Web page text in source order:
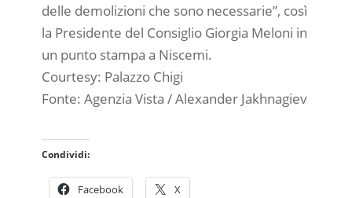
delle demolizioni che sono necessarie”, così
la Presidente del Consiglio Giorgia Meloni in
un punto stampa a Niscemi.
Courtesy: Palazzo Chigi
Fonte: Agenzia Vista / Alexander Jakhnagiev
Condividi:
Facebook X